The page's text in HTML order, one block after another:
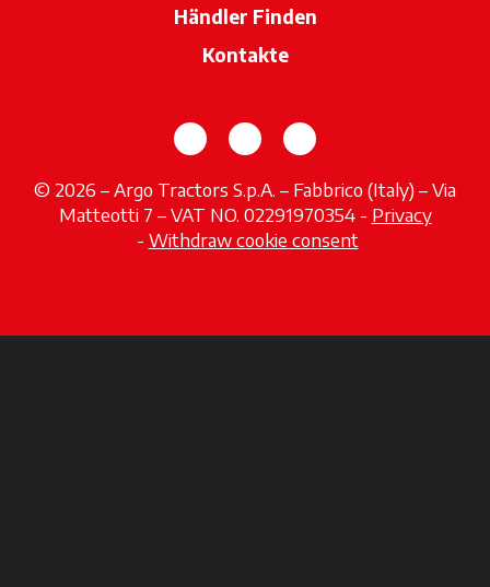
Händler Finden
Kontakte
wird in einer neuen
wird in einer neuen
wird in einer
© 2026 – Argo Tractors S.p.A. – Fabbrico (Italy) – Via
Matteotti 7 – VAT NO. 02291970354 - Privacy
wird in einer neuen Registerkarte geöffnet
- Withdraw cookie consent